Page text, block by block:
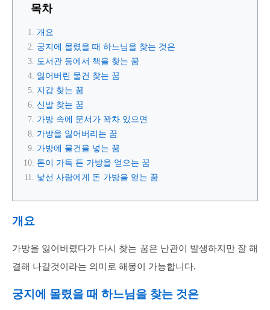
목차
개요
궁지에 몰렸을 때 하느님을 찾는 것은
도서관 등에서 책을 찾는 꿈
잃어버린 물건 찾는 꿈
지갑 찾는 꿈
신발 찾는 꿈
가방 속에 문서가 꽉차 있으면
가방을 잃어버리는 꿈
가방에 물건을 넣는 꿈
톤이 가득 든 가방을 얻으는 꿈
낯선 사람에게 돈 가방을 얻는 꿈
개요
가방을 잃어버렸다가 다시 찾는 꿈은 난관이 발생하지만 잘 해
결해 나갈것이라는 의미로 해몽이 가능합니다.
궁지에 몰렸을 때 하느님을 찾는 것은